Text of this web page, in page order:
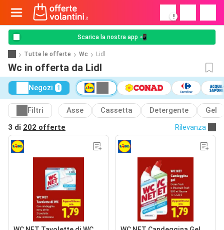
!
Scarica la nostra app 📲
Tutte le offerte Wc Lidl
Wc in offerta da Lidl
Negozi 1
Filtri Asse Cassetta Detergente
Gel
3 di 202 offerte Rilevanza